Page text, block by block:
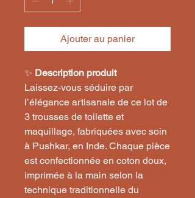
Ajouter au panier
✨ Description produit
Laissez-vous séduire par
l’élégance artisanale de ce lot de
3 trousses de toilette et
maquillage, fabriquées avec soin
à Pushkar, en Inde. Chaque pièce
est confectionnée en coton doux,
imprimée à la main selon la
technique traditionnelle du